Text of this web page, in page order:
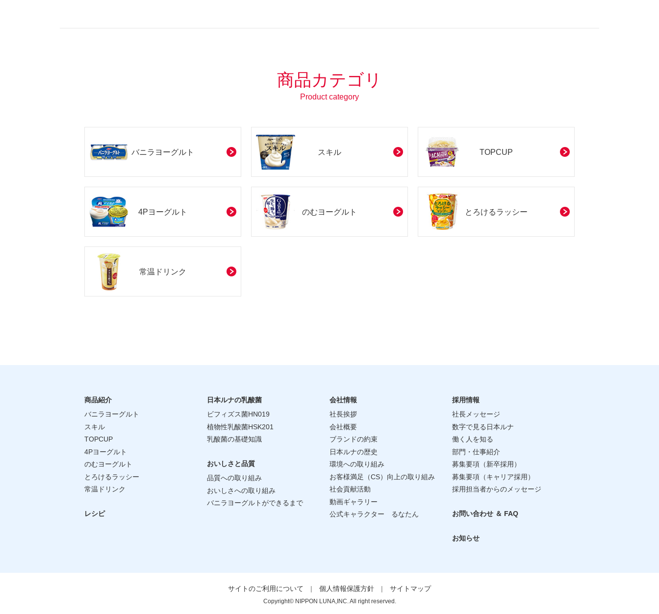
商品カテゴリ
Product category
バニラヨーグルト スキル TOPCUP
4Pヨーグルト のむヨーグルト とろけるラッシー
常温ドリンク
商品紹介
バニラヨーグルト
スキル
TOPCUP
4Pヨーグルト
のむヨーグルト
とろけるラッシー
常温ドリンク
レシピ
日本ルナの乳酸菌
ビフィズス菌HN019
植物性乳酸菌HSK201
乳酸菌の基礎知識
おいしさと品質
品質への取り組み
おいしさへの取り組み
バニラヨーグルトができるまで
会社情報
社長挨拶
会社概要
ブランドの約束
日本ルナの歴史
環境への取り組み
お客様満足（CS）向上の取り組み
社会貢献活動
動画ギャラリー
公式キャラクター るなたん
採用情報
社長メッセージ
数字で見る日本ルナ
働く人を知る
部門・仕事紹介
募集要項（新卒採用）
募集要項（キャリア採用）
採用担当者からのメッセージ
お問い合わせ ＆ FAQ
お知らせ
サイトのご利用について | 個人情報保護方針 | サイトマップ
Copyright© NIPPON LUNA,INC. All right reserved.